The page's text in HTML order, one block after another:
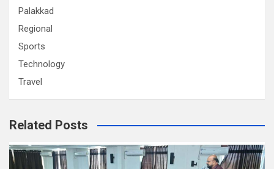
Palakkad
Regional
Sports
Technology
Travel
Related Posts